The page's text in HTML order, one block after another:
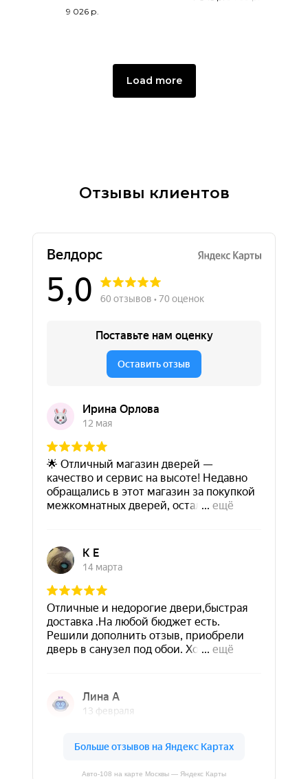
9 026 р.
Load more
Отзывы клиентов
Авто-108 на карте Москвы — Яндекс Карты